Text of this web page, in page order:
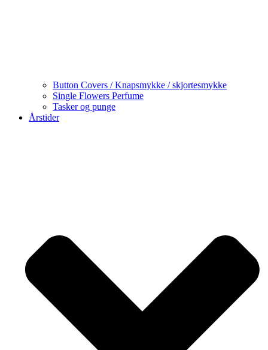
Button Covers / Knapsmykke / skjortesmykke
Single Flowers Perfume
Tasker og punge
Årstider